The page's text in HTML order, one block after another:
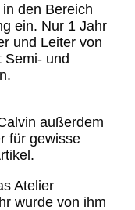
den Bereich
ein. Nur 1 Jahr
und Leiter von
Semi- und
außerdem
für gewisse
Atelier
wurde von ihm